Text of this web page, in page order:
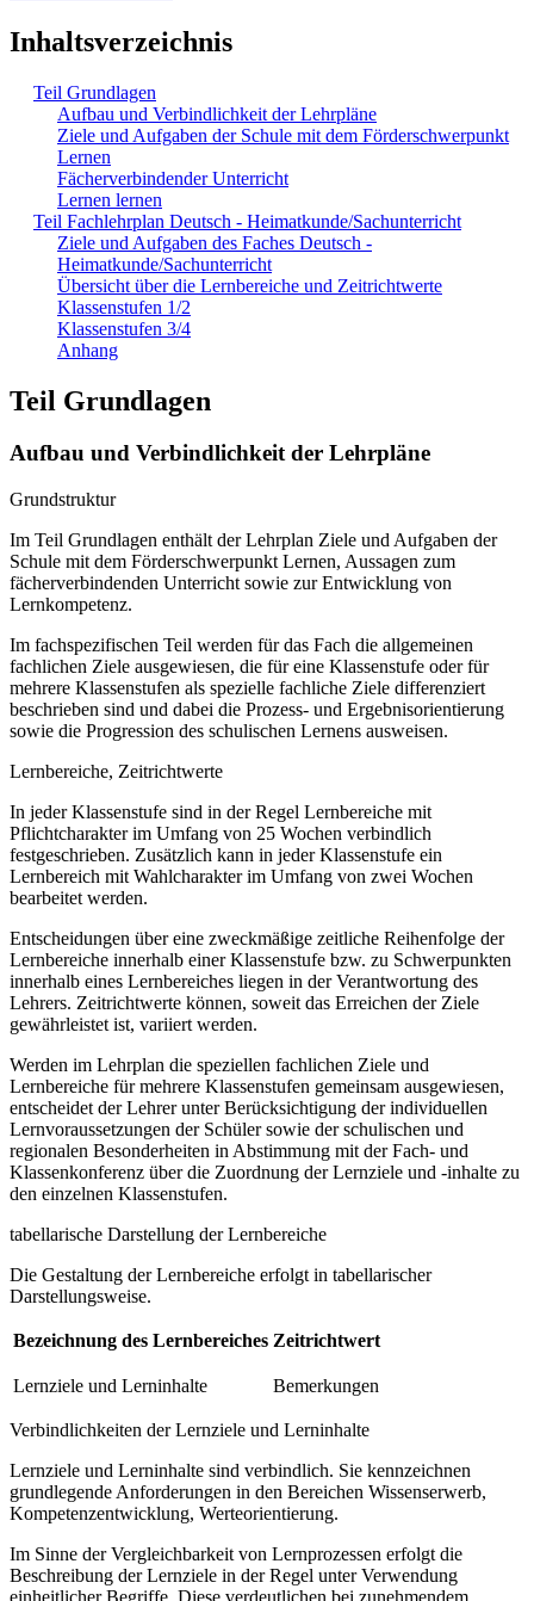
Inhaltsverzeichnis
Teil Grundlagen
Aufbau und Verbindlichkeit der Lehrpläne
Ziele und Aufgaben der Schule mit dem Förderschwerpunkt
Lernen
Fächerverbindender Unterricht
Lernen lernen
Teil Fachlehrplan Deutsch - Heimatkunde/Sachunterricht
Ziele und Aufgaben des Faches Deutsch -
Heimatkunde/Sachunterricht
Übersicht über die Lernbereiche und Zeitrichtwerte
Klassenstufen 1/2
Klassenstufen 3/4
Anhang
Teil Grundlagen
Aufbau und Verbindlichkeit der Lehrpläne
Grundstruktur
Im Teil Grundlagen enthält der Lehrplan Ziele und Aufgaben der
Schule mit dem Förderschwerpunkt Lernen, Aussagen zum
fächerverbindenden Unterricht sowie zur Entwicklung von
Lernkompetenz.
Im fachspezifischen Teil werden für das Fach die allgemeinen
fachlichen Ziele ausgewiesen, die für eine Klassenstufe oder für
mehrere Klassenstufen als spezielle fachliche Ziele differenziert
beschrieben sind und dabei die Prozess- und Ergebnisorientierung
sowie die Progression des schulischen Lernens ausweisen.
Lernbereiche, Zeitrichtwerte
In jeder Klassenstufe sind in der Regel Lernbereiche mit
Pflichtcharakter im Umfang von 25 Wochen verbindlich
festgeschrieben. Zusätzlich kann in jeder Klassenstufe ein
Lernbereich mit Wahlcharakter im Umfang von zwei Wochen
bearbeitet werden.
Entscheidungen über eine zweckmäßige zeitliche Reihenfolge der
Lernbereiche innerhalb einer Klassenstufe bzw. zu Schwerpunkten
innerhalb eines Lernbereiches liegen in der Verantwortung des
Lehrers. Zeitrichtwerte können, soweit das Erreichen der Ziele
gewährleistet ist, variiert werden.
Werden im Lehrplan die speziellen fachlichen Ziele und
Lernbereiche für mehrere Klassenstufen gemeinsam ausgewiesen,
entscheidet der Lehrer unter Berücksichtigung der individuellen
Lernvoraussetzungen der Schüler sowie der schulischen und
regionalen Besonderheiten in Abstimmung mit der Fach- und
Klassenkonferenz über die Zuordnung der Lernziele und -inhalte zu
den einzelnen Klassenstufen.
tabellarische Darstellung der Lernbereiche
Die Gestaltung der Lernbereiche erfolgt in tabellarischer
Darstellungsweise.
Bezeichnung des Lernbereiches Zeitrichtwert
Lernziele und Lerninhalte Bemerkungen
Verbindlichkeiten der Lernziele und Lerninhalte
Lernziele und Lerninhalte sind verbindlich. Sie kennzeichnen
grundlegende Anforderungen in den Bereichen Wissenserwerb,
Kompetenzentwicklung, Werteorientierung.
Im Sinne der Vergleichbarkeit von Lernprozessen erfolgt die
Beschreibung der Lernziele in der Regel unter Verwendung